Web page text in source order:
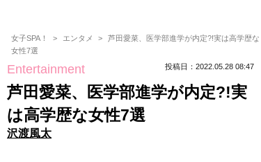
女子SPA！ エンタメ
芦田愛菜、医学部進学が内定?!実は高学歴な
女性7選
Entertainment 投稿日：2022.05.28 08:47
芦田愛菜、医学部進学が内定?!実
は高学歴な女性7選
沢渡風太